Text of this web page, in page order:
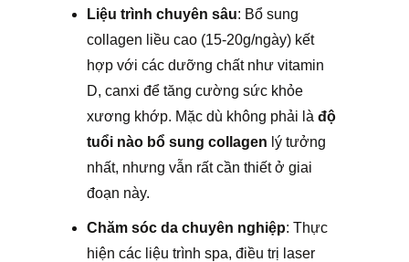
Liệu trình chuyên sâu: Bổ sung
collagen liều cao (15-20g/ngày) kết
hợp với các dưỡng chất như vitamin
D, canxi để tăng cường sức khỏe
xương khớp. Mặc dù không phải là độ
tuổi nào bổ sung collagen lý tưởng
nhất, nhưng vẫn rất cần thiết ở giai
đoạn này.
Chăm sóc da chuyên nghiệp: Thực
hiện các liệu trình spa, điều trị laser